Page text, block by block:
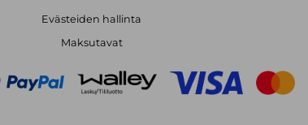
Evästeiden hallinta
Maksutavat